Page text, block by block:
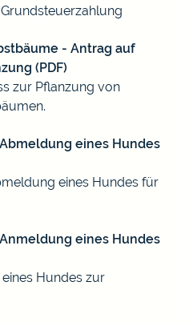
- Antrag auf
(PDF)
zur Pflanzung von
eines Hundes
eines Hundes für
eines Hundes
Hundes zur